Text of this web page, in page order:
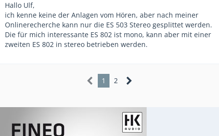
Hallo Ulf,
ich kenne keine der Anlagen vom Hören, aber nach meiner
Onlinerecherche kann nur die ES 503 Stereo gesplittet werden.
Die für mich interessante ES 802 ist mono, kann aber mit einer
zweiten ES 802 in stereo betrieben werden.
1 2